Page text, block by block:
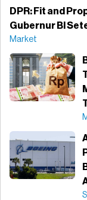
DPR: Fit and
Gubernur BI
Market